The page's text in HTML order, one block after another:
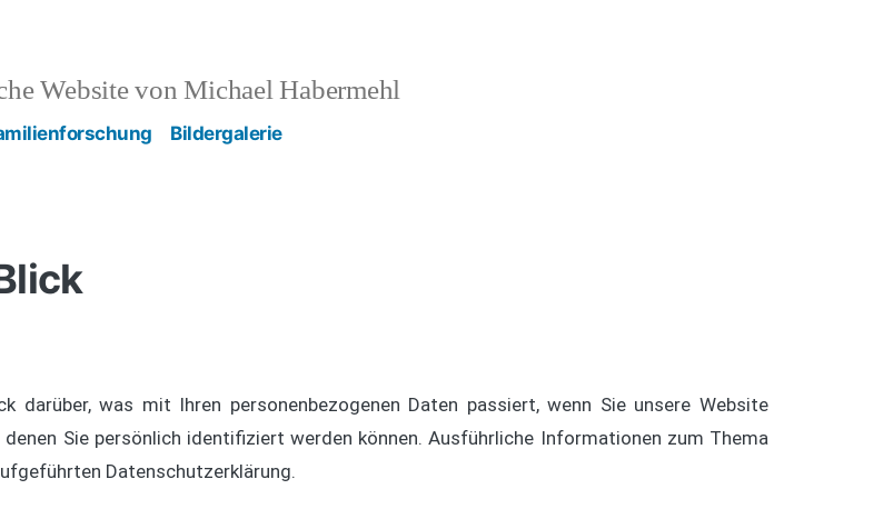
Website von Michael Habermehl
Bildergalerie
darüber, was mit Ihren personenbezogenen Daten passiert, wenn Sie unsere Website
Sie persönlich identifiziert werden können. Ausführliche Informationen zum Thema
Datenschutzerklärung.